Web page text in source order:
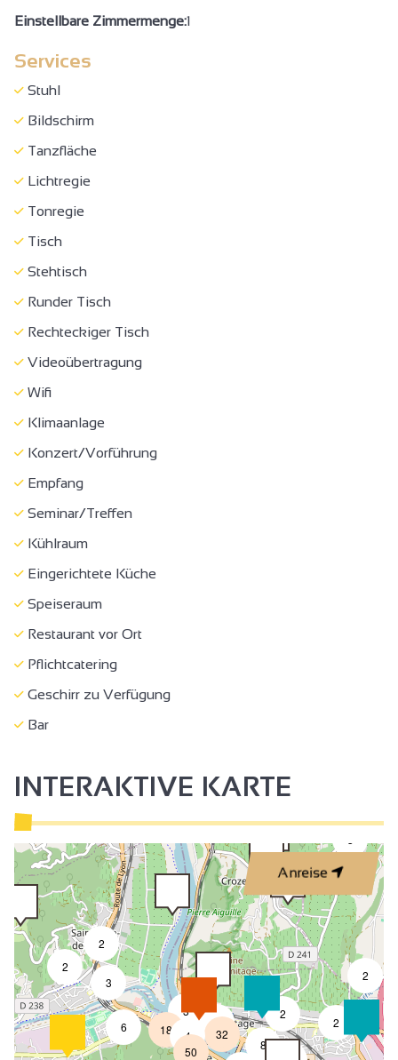
Durchfahrbreite mindestens 90 cm
Türen >=77 cm breit
Rezeption zwischen 70 und 80 cm hoch
WC + Haltestange + Bewegungsraum
Standort, Gebäude vollständig zugänglich
Klimaanlage
Konzert/Vorführung
Empfang
Seminar/Treffen
Bar
Einstellbare Zimmermenge:1
Services
Stuhl
Bildschirm
Tanzfläche
Lichtregie
Tonregie
Tisch
Stehtisch
Runder Tisch
Rechteckiger Tisch
Videoübertragung
Wifi
Klimaanlage
Konzert/Vorführung
Empfang
Seminar/Treffen
Kühlraum
Eingerichtete Küche
Speiseraum
Restaurant vor Ort
Pflichtcatering
Geschirr zu Verfügung
Bar
INTERAKTIVE KARTE
Anreise
2
2
2
2
8
2
3
6
3
4
18
7
50
32